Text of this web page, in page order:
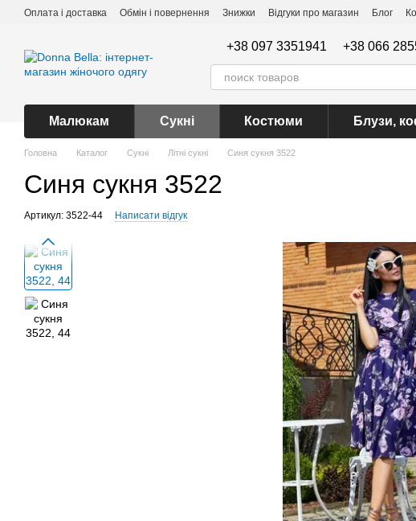
Перейти до основного контенту
Оплата і доставка Обмін і повернення Знижки Відгуки про магазин Блог
+38 097 3351941 +38 066
Малюкам Сукні Костюми Блузи,
Головна Каталог Сукні Літні сукні Синя сукня 3522
Синя сукня 3522
Артикул: 3522-44 Написати відгук